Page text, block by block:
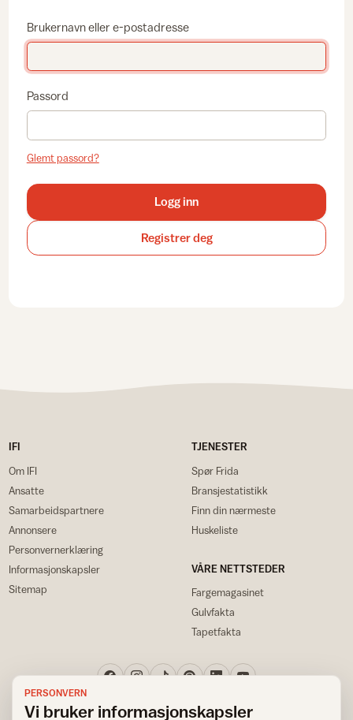
Brukernavn eller e-postadresse
Passord
Glemt passord?
Logg inn
Registrer deg
IFI
Om IFI
Ansatte
Samarbeidspartnere
Annonsere
Personvernerklæring
Informasjonskapsler
Sitemap
TJENESTER
Spør Frida
Bransjestatistikk
Finn din nærmeste
Huskeliste
VÅRE NETTSTEDER
Fargemagasinet
Gulvfakta
Tapetfakta
PERSONVERN
Vi bruker informasjonskapsler